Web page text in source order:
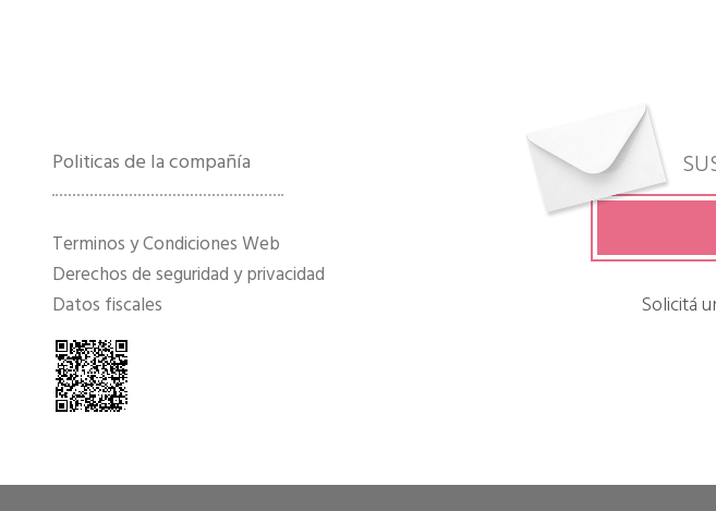
Politicas de la compañía
Terminos y Condiciones Web
Derechos de seguridad y privacidad
Datos fiscales
Solicitá